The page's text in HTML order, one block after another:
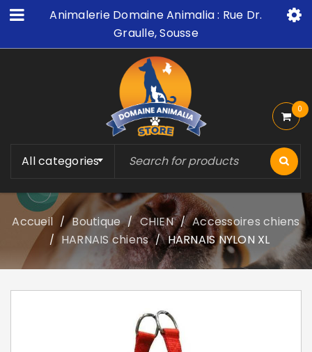
Animalerie Domaine Animalia : Rue Dr.
Graulle, Sousse
All categories
0
Accueil / Boutique / CHIEN / Accessoires chiens
/ HARNAIS chiens / HARNAIS NYLON XL